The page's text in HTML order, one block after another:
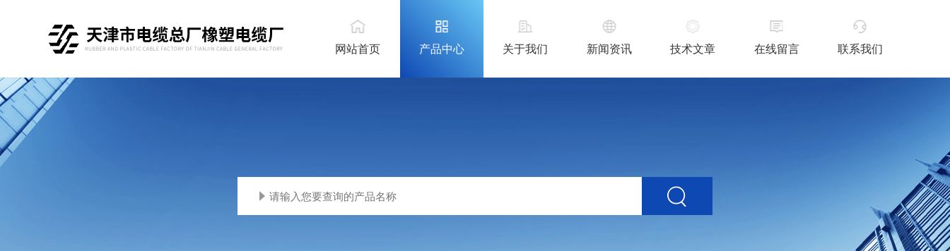
网站首页 产品中心 关于我们 新闻资讯 技术文章 在线留言 联系我们